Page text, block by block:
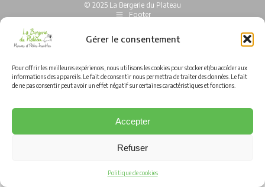
Gérer le consentement
Pour offrir les meilleures expériences, nous utilisons les cookies pour stocker et/ou accéder aux
informations des appareils. Le fait de consentir nous permettra de traiter des données. Le fait
de ne pas consentir peut avoir un effet négatif sur certaines caractéristiques et fonctions.
Accepter
Refuser
Politique de cookies
© 2025 La Bergerie du Plateau
Footer